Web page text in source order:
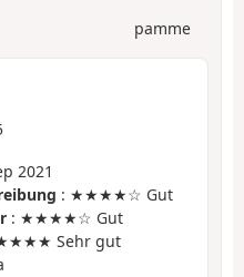
pamme
2021
: ★★★★☆ Gut
: ★★★★☆ Gut
Sehr gut